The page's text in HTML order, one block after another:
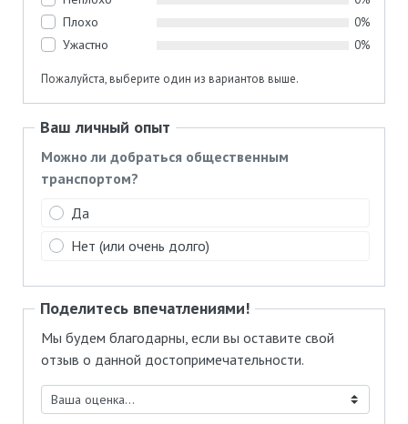
Поделитесь впечатлениями!
Мы будем благодарны, если вы оставите свой
отзыв о данной достопримечательности.
Плохо
Ужастно
0%
0%
Пожалуйста, выберите один из вариантов выше.
Ваш личный опыт
Можно ли добраться общественным
транспортом?
Да
Нет (или очень долго)